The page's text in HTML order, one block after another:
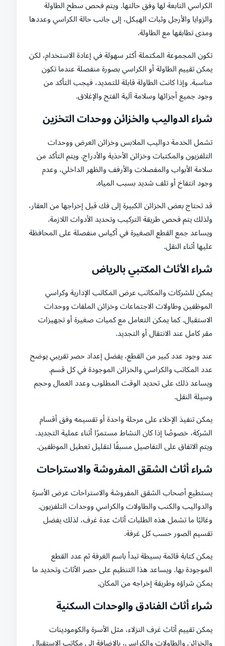
الكراسي التابعة لها وفق حالتها. ويتم فحص سطح الطاولة
والزوايا والأرجل وثبات الهيكل، إلى جانب حالة الكراسي وعددها
ومدى تطابقها مع الطاولة.
تكون المجموعة المكتملة أكثر سهولة في إعادة الاستخدام، لكن
يمكن تقييم الطاولة أو الكراسي بصورة منفصلة عندما تكون
مناسبة. وإذا كانت الطاولة قابلة للتمديد، فيجب التأكد من
وجود جميع أجزائها وسلامة آلية الفتح والإغلاق.
شراء الدواليب والخزائن ووحدات التخزين
تشمل الخدمة دواليب الملابس وخزائن العرض ووحدات
التلفزيون والمكتبات وخزائن الأحذية والأدراج. ويتم التأكد من
سلامة الأبواب والمفصلات والأرفف والظهر الداخلي، وعدم
وجود انتفاخ أو تلف شديد بسبب المياه.
قد تحتاج بعض الخزائن الكبيرة إلى فك قبل إخراجها من العقار،
ولذلك يتم فحص طريقة التركيب وتحديد الأدوات اللازمة.
ويساعد جمع القطع الصغيرة في أكياس منفصلة على المحافظة
عليها أثناء النقل.
شراء الأثاث المكتبي بالرياض
يمكن للشركات والمكاتب عرض المكاتب الإدارية وكراسي
الموظفين وطاولات الاجتماعات وخزائن الملفات ووحدات
الاستقبال. كما يمكن التعامل مع كميات صغيرة أو تجهيزات
مقر كامل عند الانتقال أو التجديد.
عند وجود عدد كبير من القطع، يفضل إعداد حصر تقريبي يوضح
عدد المكاتب والكراسي والخزائن الموجودة في كل قسم.
ويساعد ذلك على تحديد الوقت المطلوب وعدد العمال وحجم
وسيلة النقل.
يمكن تنفيذ الإخلاء على مرحلة واحدة أو تقسيمه وفق أقسام
الشركة، خصوصًا إذا كان النشاط مستمرًا أثناء عملية التجديد.
ويتم الاتفاق على التفاصيل مسبقًا لتقليل تعطيل الموظفين.
شراء أثاث الشقق المفروشة والاستراحات
يستطيع أصحاب الشقق المفروشة والاستراحات عرض الأسرة
والدواليب والكنب والطاولات والكراسي ووحدات التلفزيون.
وغالبًا ما تشمل هذه الطلبات أثاث عدة غرف، لذلك يفضل
تقسيم الصور حسب كل غرفة.
يمكن كتابة قائمة بسيطة تبدأ باسم الغرفة ثم عدد القطع
الموجودة بها. ويساعد هذا التنظيم على حصر الأثاث وتحديد ما
يمكن شراؤه وطريقة إخراجه من المكان.
شراء أثاث الفنادق والوحدات السكنية
يمكن تقييم أثاث غرف النزلاء، مثل الأسرة والكومودينات
والخزائن والطاولات والكراسي، بالإضافة إلى مكاتب الاستقبال